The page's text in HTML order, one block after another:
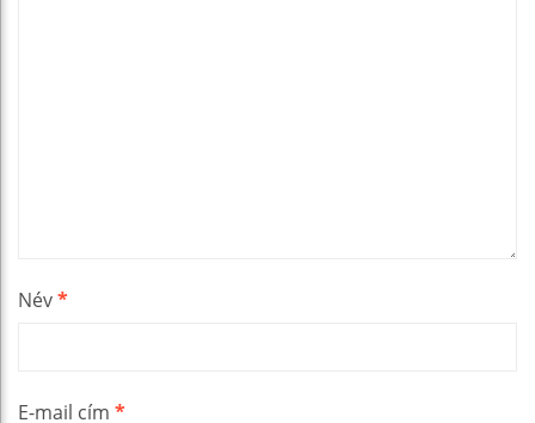
Név*
E-mail cím *